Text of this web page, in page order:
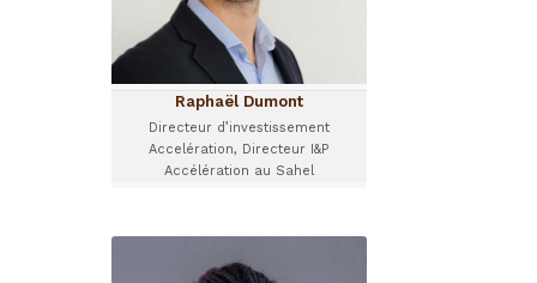
Raphaël Dumont
Directeur d’investissement
Accelération, Directeur I&P
Accélération au Sahel
d’I&P, en charge du suivi des
programmes I&P
Accélération Technologie,
I&P Digital Energy, et I&P
Accélération au Sahel, et du
développement de
nouveaux programmes
Jessica Miessi